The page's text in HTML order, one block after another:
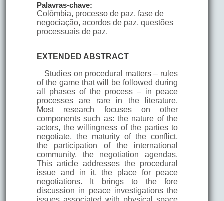
Palavras-chave:
Colômbia, processo de paz, fase de
negociação, acordos de paz, questões
processuais de paz.
EXTENDED ABSTRACT
Studies on procedural matters – rules
of the game that will be followed during
all phases of the process – in peace
processes are rare in the literature.
Most research focuses on other
components such as: the nature of the
actors, the willingness of the parties to
negotiate, the maturity of the conflict,
the participation of the international
community, the negotiation agendas.
This article addresses the procedural
issue and in it, the place for peace
negotiations. It brings to the fore
discussion in peace investigations the